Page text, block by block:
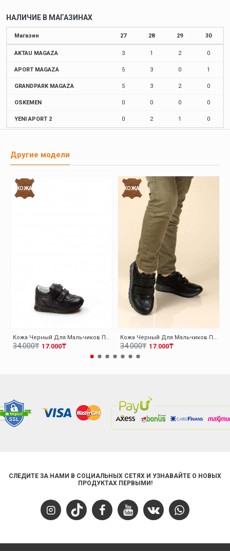
НАЛИЧИЕ В МАГАЗИНАХ
Магазин 27 28 29 30
AKTAU MAGAZA 3 1 2 0
APORT MAGAZA 5 3 0 1
GRANDPARK MAGAZA 5 3 2 0
OSKEMEN 0 0 0 0
YENI APORT 2 0 2 1 0
Другие модели
КОЖА
Кожа Черный Для Мальчиков Повседневная Обувь 006BA900
17.000₸
34.000₸
КОЖА
Кожа Черный Для Мальчиков Повседневная Обувь 006FA900
17.000₸
34.000₸
СЛЕДИТЕ ЗА НАМИ В СОЦИАЛЬНЫХ СЕТЯХ И УЗНАВАЙТЕ О НОВЫХ
ПРОДУКТАХ ПЕРВЫМИ!